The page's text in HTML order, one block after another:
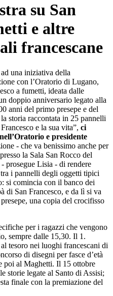
su San
e altre
francescane
una iniziativa della
con l’Oratorio di Lugano,
a fumetti, ideata dalle
doppio anniversario legato alla
anni del primo presepe e del
storia raccontata in 25 pannelli
e la sua vita”, ci
e presidente
- che va benissimo anche per
la Sala San Rocco del
prosegue Lisia - di rendere
i pannelli degli oggetti tipici
si comincia con il banco dei
di San Francesco, e da lì si va
una copia del crocifisso
per i ragazzi che vengono
sempre dalle 15,30. Il 1.
tesoro nei luoghi francescani di
di disegni per fasce d’età
poi al Maghetti. Il 15 ottobre
storie legate al Santo di Assisi;
finale con la premiazione del